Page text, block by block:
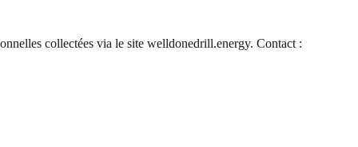
collectées via le site welldonedrill.energy. Contact :